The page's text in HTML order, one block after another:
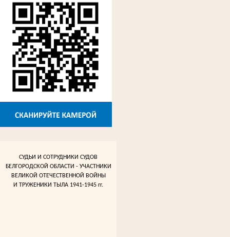
СУДЬИ И СОТРУДНИКИ СУДОВ
БЕЛГОРОДСКОЙ ОБЛАСТИ - УЧАСТНИКИ
ВЕЛИКОЙ ОТЕЧЕСТВЕННОЙ ВОЙНЫ
И ТРУЖЕНИКИ ТЫЛА 1941-1945 гг.